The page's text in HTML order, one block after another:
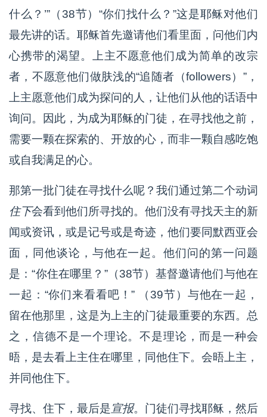
什么？’”（38节）“你们找什么？”这是耶稣对他们
最先讲的话。耶稣首先邀请他们看里面，问他们内
心携带的渴望。上主不愿意他们成为简单的改宗
者，不愿意他们做肤浅的“追随者（followers）”，
上主愿意他们成为探问的人，让他们从他的话语中
询问。因此，为成为耶稣的门徒，在寻找他之前，
需要一颗在探索的、开放的心，而非一颗自感吃饱
或自我满足的心。
那第一批门徒在寻找什么呢？我们通过第二个动词
住下会看到他们所寻找的。他们没有寻找天主的新
闻或资讯，或是记号或是奇迹，他们要同默西亚会
面，同他谈论，与他在一起。他们问的第一问题
是：“你住在哪里？”（38节）基督邀请他们与他在
一起：“你们来看看吧！” （39节）与他在一起，
留在他那里，这是为上主的门徒最重要的东西。总
之，信德不是一个理论。不是理论，而是一种会
晤，是去看上主住在哪里，同他住下。会晤上主，
并同他住下。
寻找、住下，最后是宣报。门徒们寻找耶稣，然后